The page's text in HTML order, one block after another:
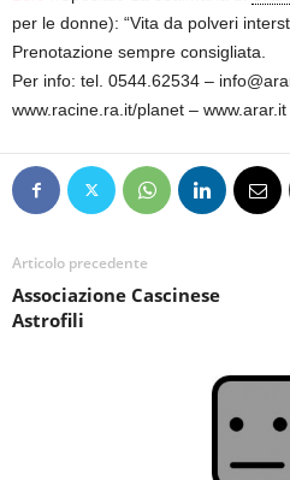
per le donne): “Vita da polveri
Prenotazione sempre consigliata.
Per info: tel. 0544.62534 –
www.racine.ra.it/planet – www.arar.it
Articolo precedente
Associazione Cascinese
Astrofili